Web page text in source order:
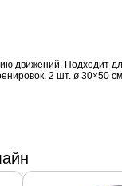
движений. Подходит
2 шт. ø 30×50